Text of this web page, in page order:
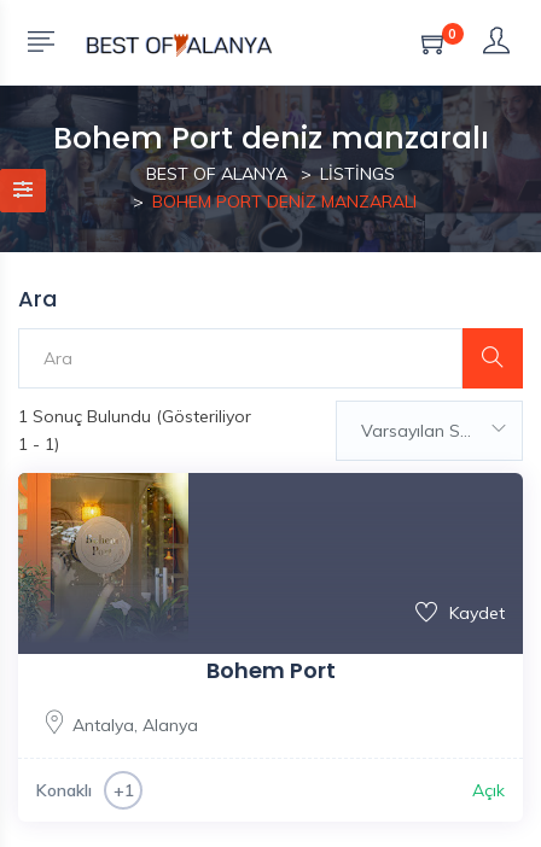
0
Bohem Port deniz manzaralı
BEST OF ALANYA
LISTINGS
BOHEM PORT DENIZ MANZARALI
Ara
1 Sonuç Bulundu (Gösteriliyor
1 - 1)
Varsayılan Sıralama
Kaydet
Bohem Port
Antalya, Alanya
Konaklı +1 Açık